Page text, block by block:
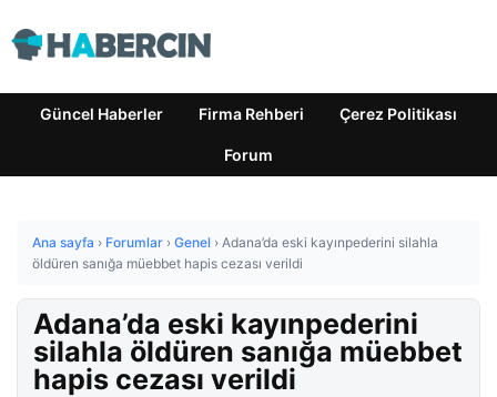
Güncel Haberler Firma Rehberi Çerez Politikası
Forum
Ana sayfa › Forumlar › Genel › Adana’da eski kayınpederini silahla
öldüren sanığa müebbet hapis cezası verildi
Adana’da eski kayınpederini
silahla öldüren sanığa müebbet
hapis cezası verildi